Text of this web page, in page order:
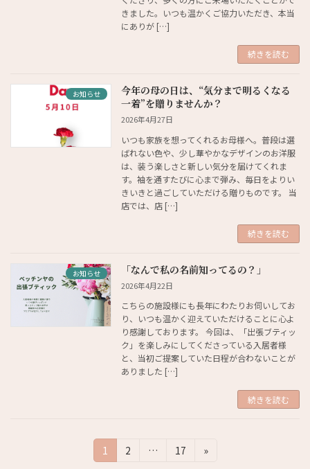
きました。いつも温かくご協力いただき、本当
にありが […]
続きを読む
お知らせ
今年の母の日は、“気分まで明るくなる
一着”を贈りませんか？
2026年4月27日
いつも家族を想ってくれるお母様へ。普段は選
ばれない色や、少し華やかなデザインのお洋服
は、装う楽しさと新しい気分を届けてくれま
す。袖を通すたびに心まで弾み、毎日をよりい
きいきと過ごしていただける贈りものです。 当
店では、店 […]
続きを読む
お知らせ 「なんで私の名前知ってるの？」
2026年4月22日
こちらの施設様にも長年にわたりお伺いしてお
り、いつも温かく迎えていただけることに心よ
り感謝しております。 今回は、「出張ブティッ
ク」を楽しみにしてくださっている入居者様
と、当初ご提案していた日程が合わないことが
ありました […]
続きを読む
固
定
1
固
2 …
固
17 »